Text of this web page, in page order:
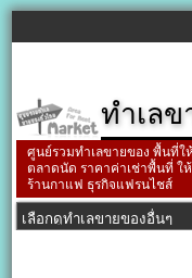
ทำเลข
ศูนย์รวมทำเลขายของ พื้นที่
ตลาดนัด ราคาค่าเช่าพื้นที่ ใ
ร้านกาแฟ ธุรกิจแฟรนไชส์